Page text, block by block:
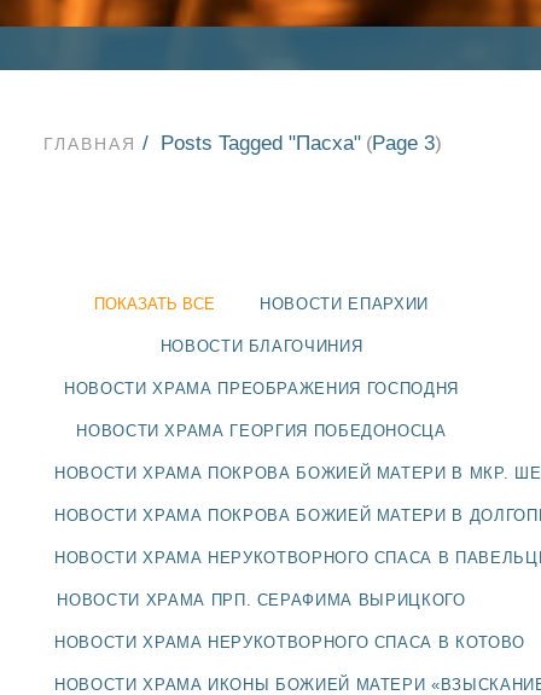
НОВОСТИ
БЛАГОЧИНИЯ
ДОЛГОПРУДНЕНСКОЕ
ГЛАВНАЯ Posts Tagged "Пасха" (Page 3)
ПОКАЗАТЬ ВСЕ НОВОСТИ ЕПАРХИИ
НОВОСТИ БЛАГОЧИНИЯ
НОВОСТИ ХРАМА ПРЕОБРАЖЕНИЯ ГОСПОДНЯ
НОВОСТИ ХРАМА ГЕОРГИЯ ПОБЕДОНОСЦА
НОВОСТИ ХРАМА ПОКРОВА БОЖИЕЙ МАТЕРИ В МКР.
НОВОСТИ ХРАМА ПОКРОВА БОЖИЕЙ МАТЕРИ В
НОВОСТИ ХРАМА НЕРУКОТВОРНОГО СПАСА В
НОВОСТИ ХРАМА ПРП. СЕРАФИМА ВЫРИЦКОГО
НОВОСТИ ХРАМА НЕРУКОТВОРНОГО СПАСА В КОТОВО
НОВОСТИ ХРАМА ИКОНЫ БОЖИЕЙ МАТЕРИ